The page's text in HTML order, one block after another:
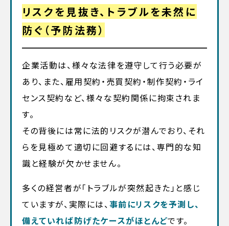
リスクを見抜き、トラブルを未然に
防ぐ（予防法務）
企業活動は、様々な法律を遵守して行う必要が
あり、また、雇用契約・売買契約・制作契約・ライ
センス契約など、様々な契約関係に拘束されま
す。
その背後には常に法的リスクが潜んでおり、それ
らを見極めて適切に回避するには、専門的な知
識と経験が欠かせません。
多くの経営者が「トラブルが突然起きた」と感じ
ていますが、実際には、 事前にリスクを予測し、
備えていれば防げたケースがほとんどです。